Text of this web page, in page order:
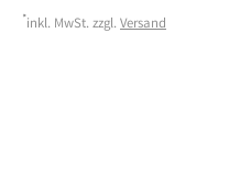
*inkl. MwSt. zzgl. Versand